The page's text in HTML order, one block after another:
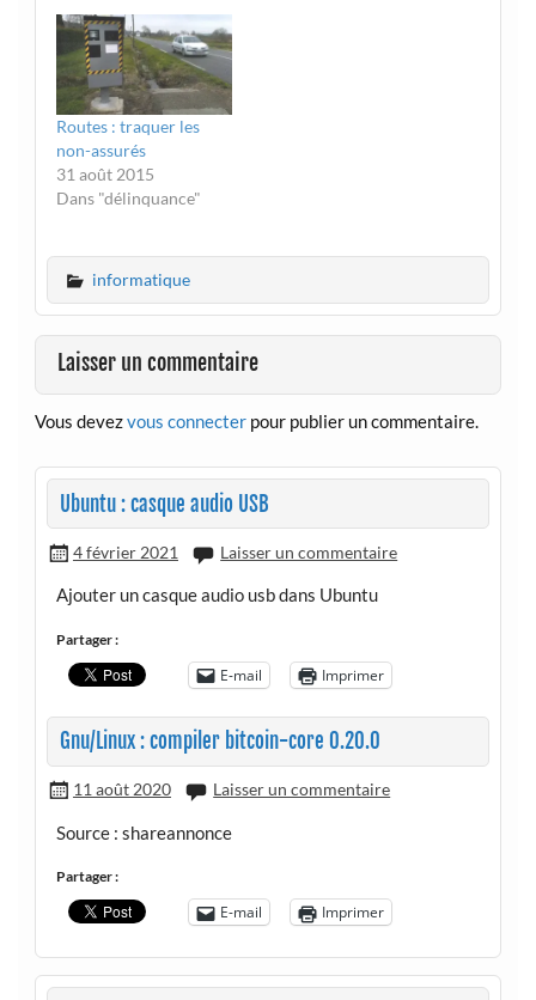
Routes : traquer les
non-assurés
31 août 2015
Dans "délinquance"
informatique
Laisser un commentaire
Vous devezvous connecterpour publier un commentaire.
Ubuntu : casque audio USB
4 février 2021 Laisser un commentaire
Ajouter un casque audio usb dans Ubuntu
Partager :
E-mail Imprimer
Gnu/Linux : compiler bitcoin-core 0.20.0
11 août 2020 Laisser un commentaire
Source : shareannonce
Partager :
E-mail Imprimer